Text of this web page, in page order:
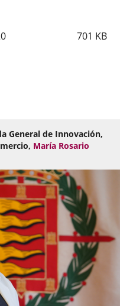
701 KB
General de Innovación,
María Rosario